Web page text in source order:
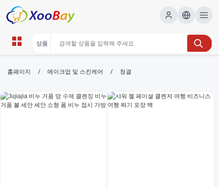
청결 | XOOBAY B2B/B2C Marketplace
청결 관리와 위생 실천 핵심 정보제공
홈페이지 / 메이크업 및 스킨케어 / 청결